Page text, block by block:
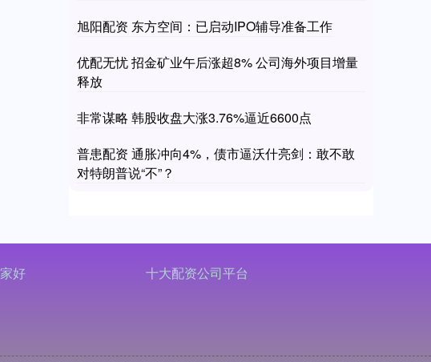
旭阳配资 东方空间：已启动IPO辅导准备工作
优配无忧 招金矿业午后涨超8% 公司海外项目增量
释放
非常谋略 韩股收盘大涨3.76%逼近6600点
普患配资 通胀冲向4%，债市逼沃什亮剑：敢不敢
对特朗普说“不”？
好 十大配资公司平台